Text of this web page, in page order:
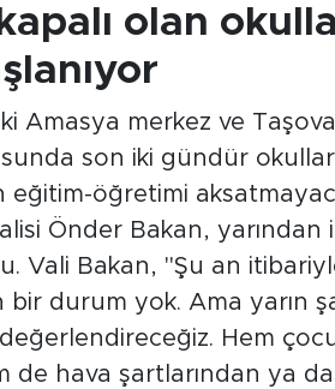
olan
Amasya merkez ve
son iki gündür
eğitim-öğretimi
Önder Bakan,
Vali Bakan, "Şu an
bir durum yok. Ama yarın
Hem
de hava şartlarından ya da